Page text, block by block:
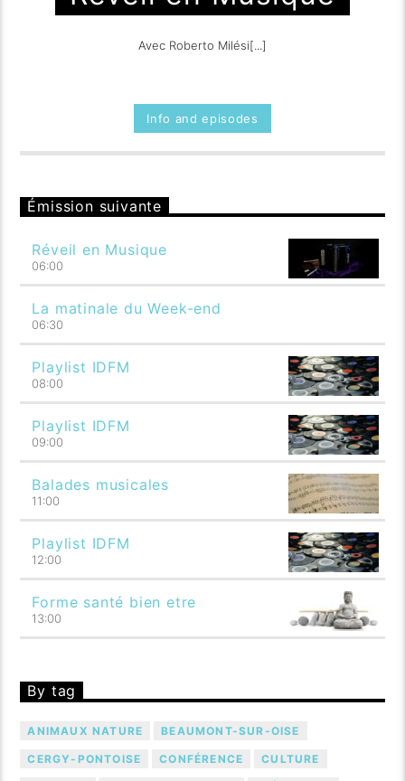
Avec Roberto Milési[...]
Info and episodes
Émission suivante
Réveil en Musique
06:00
La matinale du Week-end
06:30
Playlist IDFM
08:00
Playlist IDFM
09:00
Balades musicales
11:00
Playlist IDFM
12:00
Forme santé bien etre
13:00
By tag
ANIMAUX NATURE BEAUMONT-SUR-OISE
CERGY-PONTOISE CONFÉRENCE CULTURE